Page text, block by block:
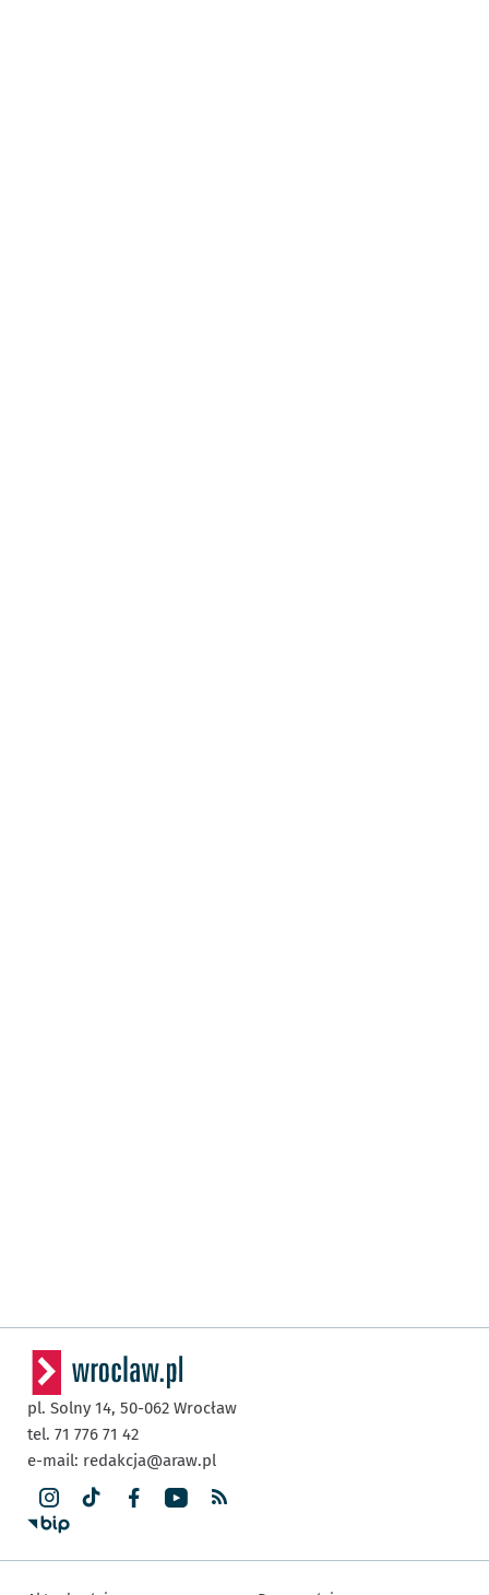
pl. Solny 14, 50-062 Wrocław
tel. 71 776 71 42
e-mail: redakcja@araw.pl